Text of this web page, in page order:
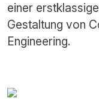
einer
Gestaltung von
Engineering.